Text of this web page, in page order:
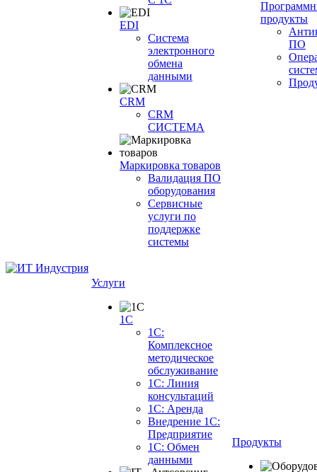
EDI
Система
электронного
обмена
данными
CRM
CRM
СИСТЕМА
Маркировка товаров
Валидация ПО
оборудования
Сервисные
услуги по
поддержке
системы
продукты
ПО
Услуги
1С
1С:
Комплексное
методическое
обслуживание
1С: Линия
консультаций
1С: Аренда
Внедрение 1С:
Предприятие
1С: Обмен
данными
Продукты